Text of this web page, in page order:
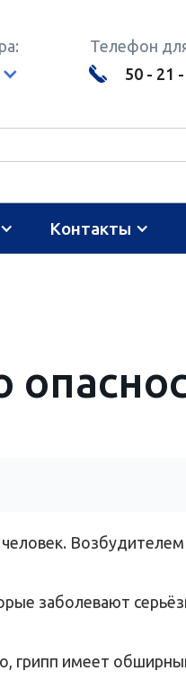
Телефон
50 - 21
Контакты
Возбудителем
заболевают
грипп имеет